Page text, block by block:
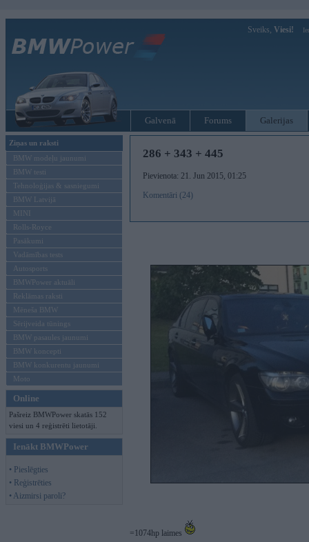
Sveiks, Viesi!
Galvenā Forums Galerijas
Ziņas un raksti
BMW modeļu jaunumi
BMW testi
Tehnoloģijas & sasniegumi
BMW Latvijā
MINI
Rolls-Royce
Pasākumi
Vadāmības tests
Autosports
BMWPower aktuāli
Reklāmas raksti
Mēneša BMW
Sērijveida tūnings
BMW pasaules jaunumi
BMW koncepti
BMW konkurentu jaunumi
Moto
Online
Pašreiz BMWPower skatās 152
viesi un 4 reģistrēti lietotāji.
Ienākt BMWPower
• Pieslēgties
• Reģistrēties
• Aizmirsi paroli?
286 + 343 + 445
Pievienota: 21. Jun 2015, 01:25
Komentāri (24)
=1074hp laimes